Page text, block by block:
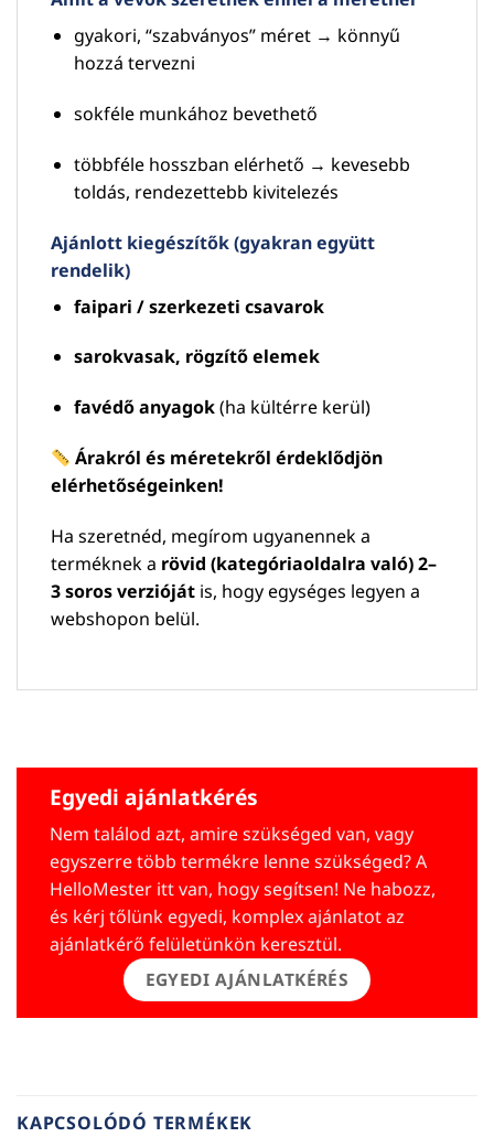
gyakori, “szabványos” méret → könnyű
hozzá tervezni
sokféle munkához bevethető
többféle hosszban elérhető → kevesebb
toldás, rendezettebb kivitelezés
Ajánlott kiegészítők (gyakran együtt
rendelik)
faipari / szerkezeti csavarok
sarokvasak, rögzítő elemek
favédő anyagok(ha kültérre kerül)
Árakról és méretekről érdeklődjön
elérhetőségeinken!
Ha szeretnéd, megírom ugyanennek a
terméknek a rövid (kategóriaoldalra való) 2–
3 soros verzióját is, hogy egységes legyen a
webshopon belül.
Egyedi ajánlatkérés
Nem találod azt, amire szükséged van, vagy
egyszerre több termékre lenne szükséged? A
HelloMester itt van, hogy segítsen! Ne habozz,
és kérj tőlünk egyedi, komplex ajánlatot az
ajánlatkérő felületünkön keresztül.
EGYEDI AJÁNLATKÉRÉS
KAPCSOLÓDÓ TERMÉKEK